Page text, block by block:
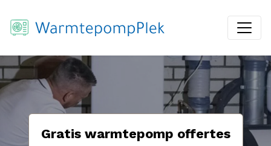
Gratis warmtepomp offertes